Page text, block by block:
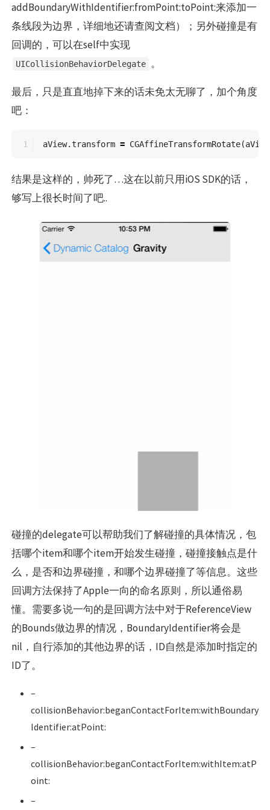
addBoundaryWithIdentifier:fromPoint:toPoint:来添加一
条线段为边界，详细地还请查阅文档）；另外碰撞是有
回调的，可以在self中实现
UICollisionBehaviorDelegate 。
最后，只是直直地掉下来的话未免太无聊了，加个角度
吧：
aView.transform = CGAffineTransformRotate(aView
结果是这样的，帅死了…这在以前只用iOS SDK的话，
够写上很长时间了吧..
碰撞的delegate可以帮助我们了解碰撞的具体情况，包
括哪个item和哪个item开始发生碰撞，碰撞接触点是什
么，是否和边界碰撞，和哪个边界碰撞了等信息。这些
回调方法保持了Apple一向的命名原则，所以通俗易
懂。需要多说一句的是回调方法中对于ReferenceView
的Bounds做边界的情况，BoundaryIdentifier将会是
nil，自行添加的其他边界的话，ID自然是添加时指定的
ID了。
–
collisionBehavior:beganContactForItem:withBoundary
Identifier:atPoint:
–
collisionBehavior:beganContactForItem:withItem:atP
oint:
–